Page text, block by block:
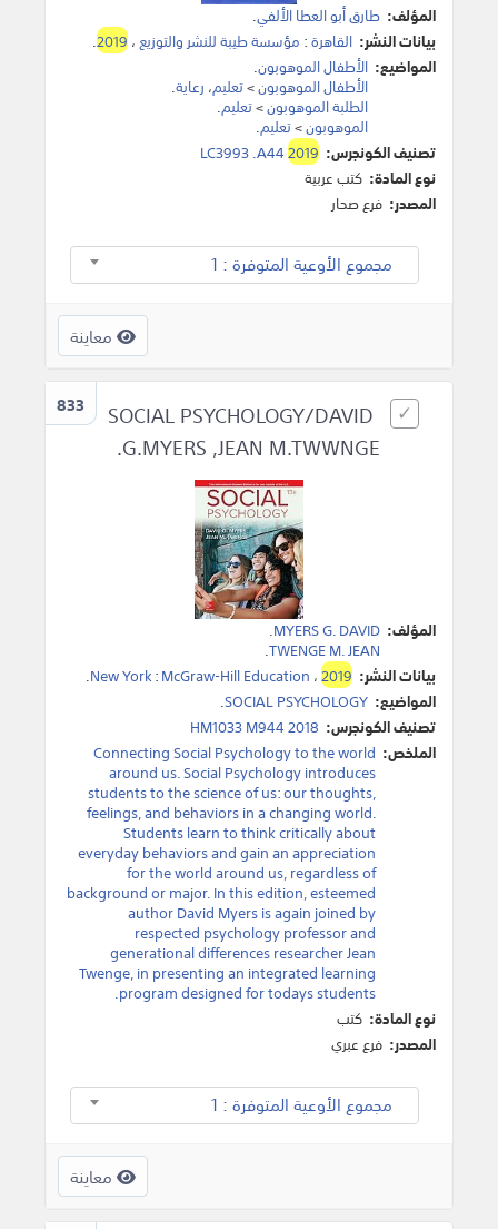
المؤلف: طارق أبو العطا الألفي.
بيانات النشر: القاهرة: مؤسسة طيبة للنشر والتوزيع،2019
.
المواضيع: الأطفال الموهوبون.
الأطفال الموهوبون>تعليم، رعاية.
الطلبة الموهوبون>تعليم.
الموهوبون>تعليم.
تصنيف الكونجرس:
LC3993 .A442019
نوع المادة: كتب عربية
المصدر: فرع صحار
مجموع الأوعية المتوفرة : 1
معاينة
833
SOCIAL PSYCHOLOGY/DAVID
G.MYERS ,JEAN M.TWWNGE.
المؤلف: MYERS G. DAVID
.
TWENGE M. JEAN
.
بيانات النشر:
New York:McGraw-Hill Education ،2019
.
المواضيع: SOCIAL PSYCHOLOGY
.
تصنيف الكونجرس: HM1033 M944 2018
الملخص: Connecting Social Psychology to the world
around us. Social Psychology introduces
students to the science of us: our thoughts,
feelings, and behaviors in a changing world.
Students learn to think critically about
everyday behaviors and gain an appreciation
for the world around us, regardless of
background or major. In this edition, esteemed
author David Myers is again joined by
respected psychology professor and
generational differences researcher Jean
Twenge, in presenting an integrated learning
program designed for todays students.
نوع المادة: كتب
المصدر: فرع عبري
مجموع الأوعية المتوفرة : 1
معاينة